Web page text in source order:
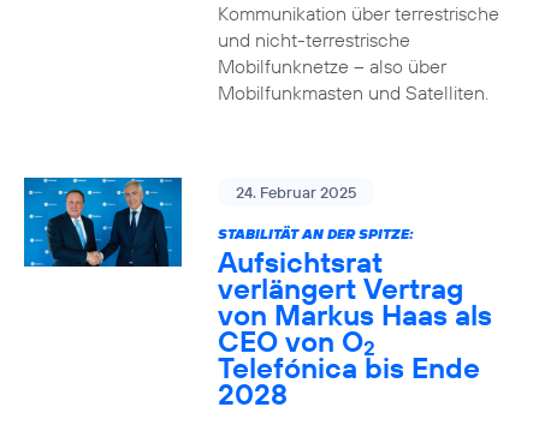
Kommunikation über terrestrische
und nicht-terrestrische
Mobilfunknetze – also über
Mobilfunkmasten und Satelliten.
24. Februar 2025
STABILITÄT AN DER SPITZE:
Aufsichtsrat
verlängert Vertrag
von Markus Haas als
CEO von O2
Telefónica bis Ende
2028